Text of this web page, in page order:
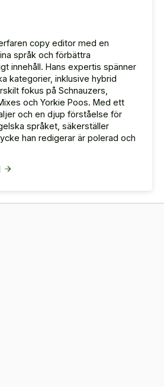
copy editor med en
språk och förbättra
innehåll. Hans expertis spänner
kategorier, inklusive hybrid
fokus på Schnauzers,
och Yorkie Poos. Med ett
och en djup förståelse för
språket, säkerställer
han redigerar är polerad och